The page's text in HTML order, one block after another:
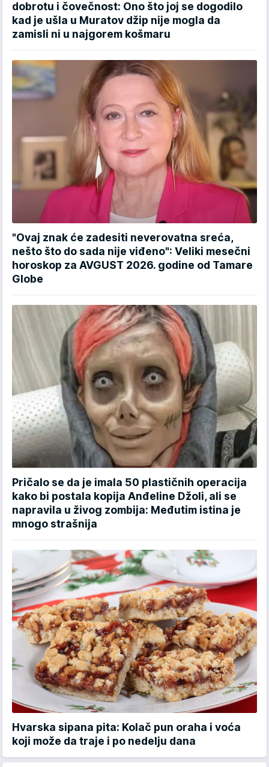
dobrotu i čovečnost: Ono što joj se dogodilo
kad je ušla u Muratov džip nije mogla da
zamisli ni u najgorem košmaru
"Ovaj znak će zadesiti neverovatna sreća,
nešto što do sada nije viđeno": Veliki mesečni
horoskop za AVGUST 2026. godine od Tamare
Globe
Pričalo se da je imala 50 plastičnih operacija
kako bi postala kopija Anđeline Džoli, ali se
napravila u živog zombija: Međutim istina je
mnogo strašnija
Hvarska sipana pita: Kolač pun oraha i voća
koji može da traje i po nedelju dana